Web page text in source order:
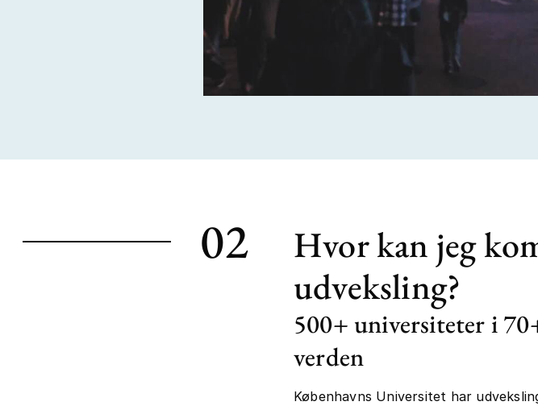
02
Hvor kan jeg
udveksling?
500+ universiteter i
verden
Københavns Universitet har